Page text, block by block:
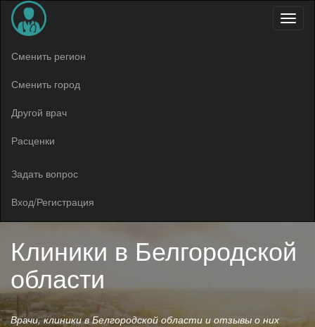
Меню
Сменить регион
Сменить город
Другой врач
Расценки
Задать вопрос
Вход/Регистрация
Клиники в Белгородской
области
Врачи, клиники в Белгородской области и отзывы о них